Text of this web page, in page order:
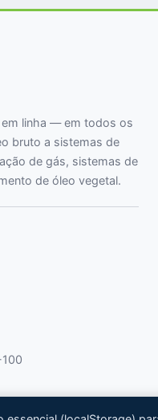
em linha — em todos os
bruto a sistemas de
de gás, sistemas de
de óleo vegetal.